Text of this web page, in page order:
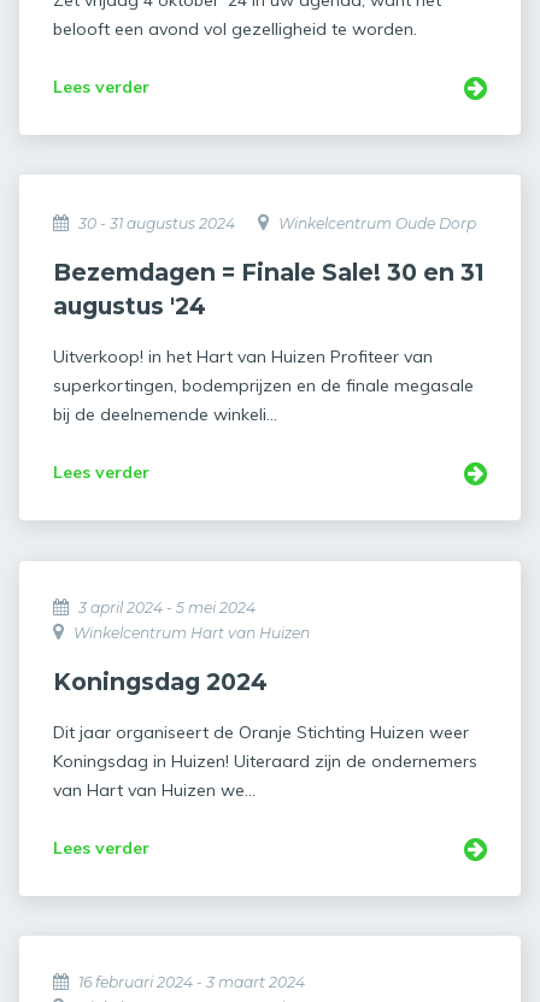
belooft een avond vol gezelligheid te worden.
Lees verder
30 - 31 augustus 2024 Winkelcentrum Oude Dorp
Bezemdagen = Finale Sale! 30 en 31
augustus '24
Uitverkoop! in het Hart van Huizen Profiteer van
superkortingen, bodemprijzen en de finale megasale
bij de deelnemende winkeli...
Lees verder
3 april 2024 - 5 mei 2024
Winkelcentrum Hart van Huizen
Koningsdag 2024
Dit jaar organiseert de Oranje Stichting Huizen weer
Koningsdag in Huizen! Uiteraard zijn de ondernemers
van Hart van Huizen we...
Lees verder
16 februari 2024 - 3 maart 2024